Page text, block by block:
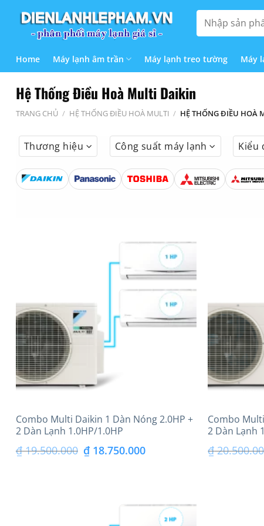
kiếm:
Home Máy lạnh âm trần Máy lạnh treo tường Máy
Hệ Thống Điều Hoà Multi Daikin
TRANG CHỦ / HỆ THỐNG ĐIỀU HOÀ MULTI / HỆ THỐNG ĐIỀU HOÀ
Thương hiệu Công suất máy lạnh Kiểu
Combo Multi Daikin 1 Dàn Nóng 2.0HP +
2 Dàn Lạnh 1.0HP/1.0HP
₫19.500.000 Giá
₫ 18.750.000Giá
Combo
2 Dàn Lạnh
₫